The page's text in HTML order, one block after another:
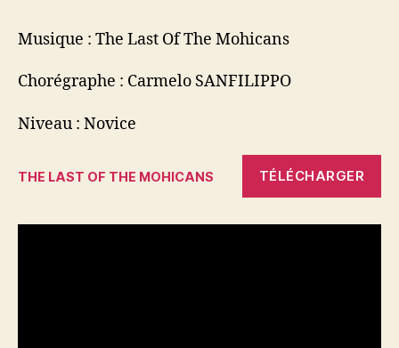
Musique : The Last Of The Mohicans
Chorégraphe : Carmelo SANFILIPPO
Niveau : Novice
THE LAST OF THE MOHICANS TÉLÉCHARGER